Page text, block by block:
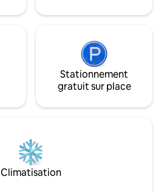
Stationnement
gratuit sur place
Climatisation